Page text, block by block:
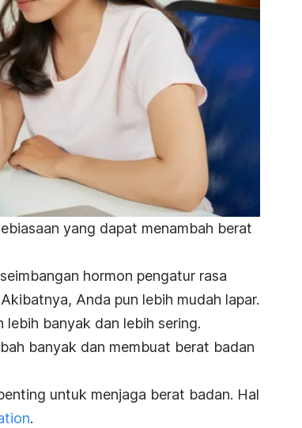
yang dapat menambah berat
hormon pengatur rasa
Anda pun lebih mudah lapar.
lebih banyak dan lebih sering.
banyak dan membuat berat badan
untuk menjaga berat badan. Hal
.